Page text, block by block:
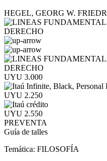
HEGEL, GEORG W.
UYU 3.000
UYU 2.250
UYU 2.550
PREVENTA
Guía de talles
Temática: FILOSOFÍA